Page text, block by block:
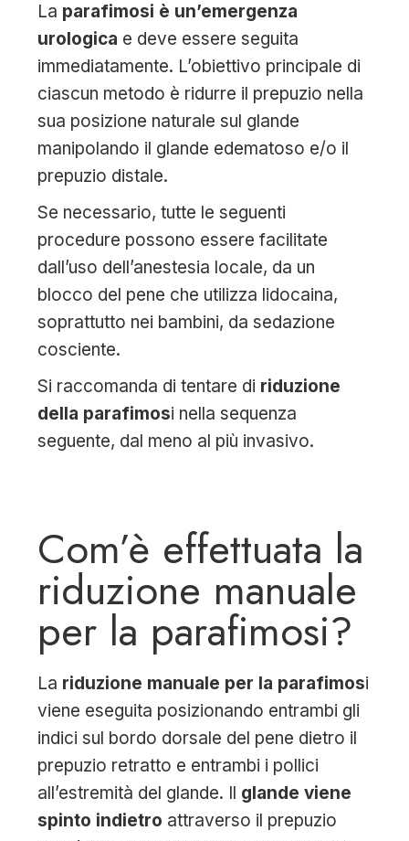
La parafimosi è un’emergenza
urologica e deve essere seguita
immediatamente. L’obiettivo principale di
ciascun metodo è ridurre il prepuzio nella
sua posizione naturale sul glande
manipolando il glande edematoso e/o il
prepuzio distale.
Se necessario, tutte le seguenti
procedure possono essere facilitate
dall’uso dell’anestesia locale, da un
blocco del pene che utilizza lidocaina,
soprattutto nei bambini, da sedazione
cosciente.
Si raccomanda di tentare di riduzione
della parafimosi nella sequenza
seguente, dal meno al più invasivo.
Com’è effettuata la
riduzione manuale
per la parafimosi?
La riduzione manuale per la parafimosi
viene eseguita posizionando entrambi gli
indici sul bordo dorsale del pene dietro il
prepuzio retratto e entrambi i pollici
all’estremità del glande. Il glande viene
spinto indietro attraverso il prepuzio